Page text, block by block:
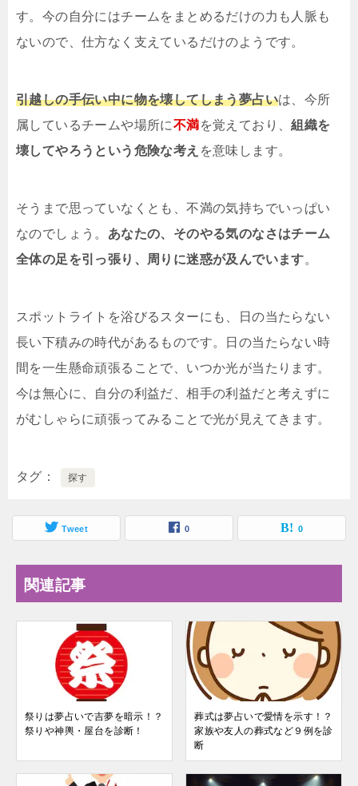
す。今の自分にはチームをまとめるだけの力も人脈も
ないので、仕方なく支えているだけのようです。
引越しの手伝い中に物を壊してしまう夢占いは、今所
属しているチームや場所に不満を覚えており、組織を
壊してやろうという危険な考え を意味します。
そうまで思っていなくとも、不満の気持ちでいっぱい
なのでしょう。 あなたの、そのやる気のなさはチーム
全体の足を引っ張り、周りに迷惑が及んでいます。
スポットライトを浴びるスターにも、日の当たらない
長い下積みの時代があるものです。日の当たらない時
間を一生懸命頑張ることで、いつか光が当たります。
今は無心に、自分の利益だ、相手の利益だと考えずに
がむしゃらに頑張ってみることで光が見えてきます。
タグ 探す
Tweet 0 0
関連記事
祭りは夢占いで吉夢を暗示！？
祭りや神輿・屋台を診断！
葬式は夢占いで愛情を示す！？
家族や友人の葬式など９例を診
断